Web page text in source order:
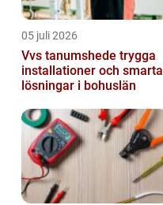
05 juli 2026
Vvs tanumshede trygga
installationer och smarta
lösningar i bohuslän